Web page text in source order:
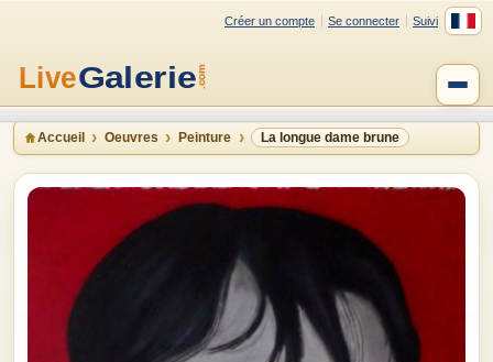
Créer un compte Se connecter Suivi
Accueil Oeuvres Peinture La longue dame brune